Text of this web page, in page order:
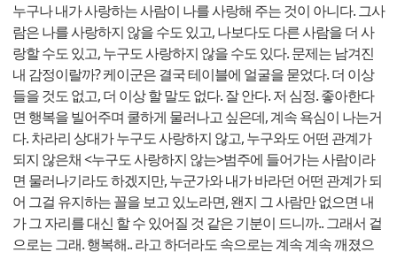
누구나 내가 사랑하는 사람이 나를 사랑해 주는 것이 아니다. 그사
람은 나를 사랑하지 않을 수도 있고, 나보다도 다른 사람을 더 사
랑할 수도 있고, 누구도 사랑하지 않을 수도 있다. 문제는 남겨진
내 감정이랄까? 케이군은 결국 테이블에 얼굴을 묻었다. 더 이상
들을 것도 없고, 더 이상 할 말도 없다. 잘 안다. 저 심정. 좋아한다
면 행복을 빌어주며 쿨하게 물러나고 싶은데, 계속 욕심이 나는거
다. 차라리 상대가 누구도 사랑하지 않고, 누구와도 어떤 관계가
되지 않은채 <누구도 사랑하지 않는>범주에 들어가는 사람이라
면 물러나기라도 하겠지만, 누군가와 내가 바라던 어떤 관계가 되
어 그걸 유지하는 꼴을 보고 있노라면, 왠지 그 사람만 없으면 내
가 그 자리를 대신 할 수 있어질 것 같은 기분이 드니까.. 그래서 겉
으로는 그래. 행복해.. 라고 하더라도 속으로는 계속 계속 깨졌으